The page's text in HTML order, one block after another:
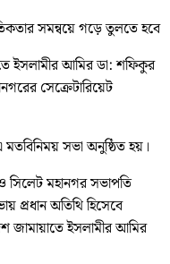
সমন্বয়ে গড়ে তুলতে হবে
ইসলামীর আমির ডা: শফিকুর
সেক্রেটারিয়েট
সভা অনুষ্ঠিত হয়।
ও সিলেট মহানগর সভাপতি
প্রধান অতিথি হিসেবে
জামায়াতে ইসলামীর আমির